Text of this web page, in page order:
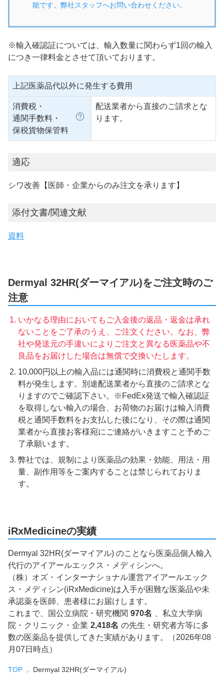
能です。弊社スタッフへお問い合わせください。
※輸入確認証については、輸入数量に関わらず1回の輸入
につき一律料金とさせて頂いております。
上記医薬品代以外に発生する費用
消費税・
通関手数料・
保税貨物保管料
配送業者から直接のご請求とな
ります。
適応
シワ改善【医師・企業からのみ注文を承ります】
添付文書/関連文献
資料
Dermyal 32HR(ダーマイアル)をご注文時のご
注意
いかなる理由においてもご入金後の返品・返金は承れ
ないことをご了承のうえ、ご注文ください。なお、弊
社や発送元の手違いによりご注文と異なる医薬品や不
良品をお届けした場合は無償で交換いたします。
10,000円以上の輸入品には通関時に消費税と通関手数
料が発生します。別途配送業者から直接のご請求とな
りますのでご確認下さい。※FedEx発送で輸入確認証
を取得しない輸入の場合、お荷物のお届けは輸入消費
税と通関手数料をお支払した後になり、その際は通関
業者から直接お客様宛にご連絡がいきますこと予めご
了承願います。
弊社では、規制により医薬品の効果・効能、用法・用
量、副作用等をご案内することは禁じられておりま
す。
iRxMedicineの実績
Dermyal 32HR(ダーマイアル) のことなら医薬品個人輸入
代行のアイアールエックス・メディシンへ。
（株）オズ・インターナショナル運営アイアールエック
ス・メディシン(iRxMedicine)は入手が困難な医薬品や未
承認薬を医師、患者様にお届けします。
これまで、国公立病院・研究機関 970名
、私立大学病
院・クリニック・企業 2,418名 の先生・研究者方等に多
数の医薬品を提供してきた実績があります。（2026年08
月07日時点）
TOP Dermyal 32HR(ダーマイアル)